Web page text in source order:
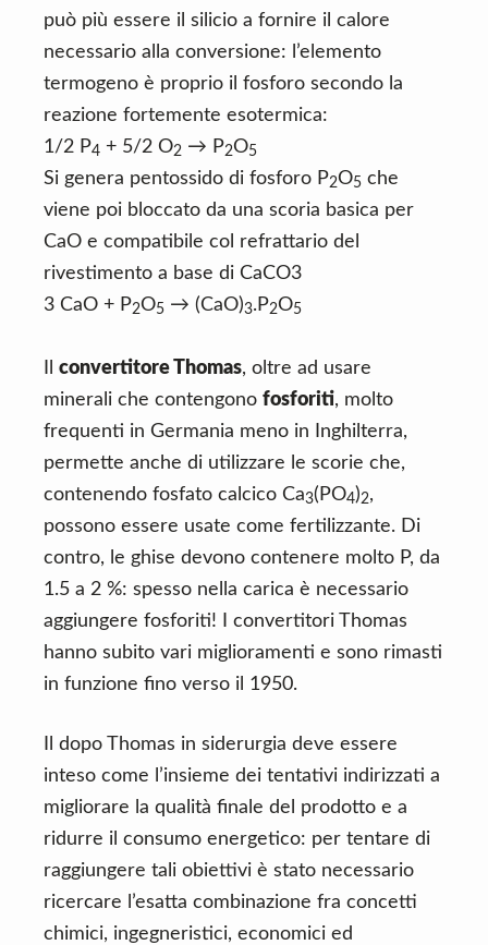
può più essere il silicio a fornire il calore
necessario alla conversione: l’elemento
termogeno è proprio il fosforo secondo la
reazione fortemente esotermica:
1/2 P4 + 5/2 O2 → P2O5
Si genera pentossido di fosforo P2O5 che
viene poi bloccato da una scoria basica per
CaO e compatibile col refrattario del
rivestimento a base di CaCO3
3 CaO + P2O5 → (CaO)3.P2O5
convertitore Thomas, oltre ad usare
minerali che contengono fosforiti, molto
frequenti in Germania meno in Inghilterra,
permette anche di utilizzare le scorie che,
contenendo fosfato calcico Ca3(PO4)2,
possono essere usate come fertilizzante. Di
contro, le ghise devono contenere molto P, da
1.5 a 2 %: spesso nella carica è necessario
aggiungere fosforiti! I convertitori Thomas
hanno subito vari miglioramenti e sono rimasti
in funzione fino verso il 1950.
Il dopo Thomas in siderurgia deve essere
inteso come l’insieme dei tentativi indirizzati a
migliorare la qualità finale del prodotto e a
ridurre il consumo energetico: per tentare di
raggiungere tali obiettivi è stato necessario
ricercare l’esatta combinazione fra concetti
chimici, ingegneristici, economici ed